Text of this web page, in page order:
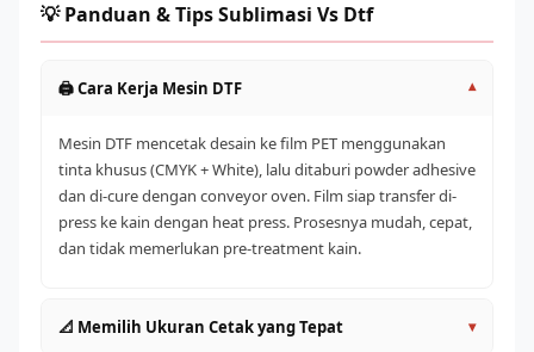
💡 Panduan & Tips Sublimasi Vs Dtf
🖨️ Cara Kerja Mesin DTF ▾
Mesin DTF mencetak desain ke film PET menggunakan
tinta khusus (CMYK + White), lalu ditaburi powder adhesive
dan di-cure dengan conveyor oven. Film siap transfer di-
press ke kain dengan heat press. Prosesnya mudah, cepat,
dan tidak memerlukan pre-treatment kain.
📐 Memilih Ukuran Cetak yang Tepat ▾